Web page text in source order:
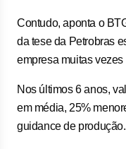
Contudo, aponta o
da tese da Petrobras
empresa muitas
Nos últimos 6 anos,
em média, 25%
guidance de produção.